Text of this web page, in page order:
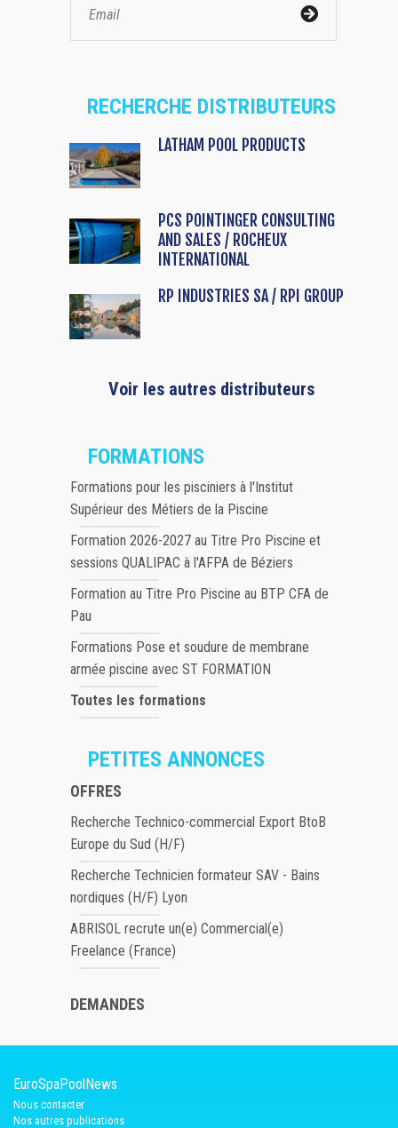
RECHERCHE DISTRIBUTEURS
LATHAM POOL PRODUCTS
PCS POINTINGER CONSULTING
AND SALES / ROCHEUX
INTERNATIONAL
RP INDUSTRIES SA / RPI GROUP
Voir les autres distributeurs
FORMATIONS
Formations pour les pisciniers à l'Institut
Supérieur des Métiers de la Piscine
Formation 2026-2027 au Titre Pro Piscine et
sessions QUALIPAC à l'AFPA de Béziers
Formation au Titre Pro Piscine au BTP CFA de
Pau
Formations Pose et soudure de membrane
armée piscine avec ST FORMATION
Toutes les formations
PETITES ANNONCES
OFFRES
Recherche Technico-commercial Export BtoB
Europe du Sud (H/F)
Recherche Technicien formateur SAV - Bains
nordiques (H/F) Lyon
ABRISOL recrute un(e) Commercial(e)
Freelance (France)
DEMANDES
EuroSpaPoolNews
Nous contacter
Nos autres publications